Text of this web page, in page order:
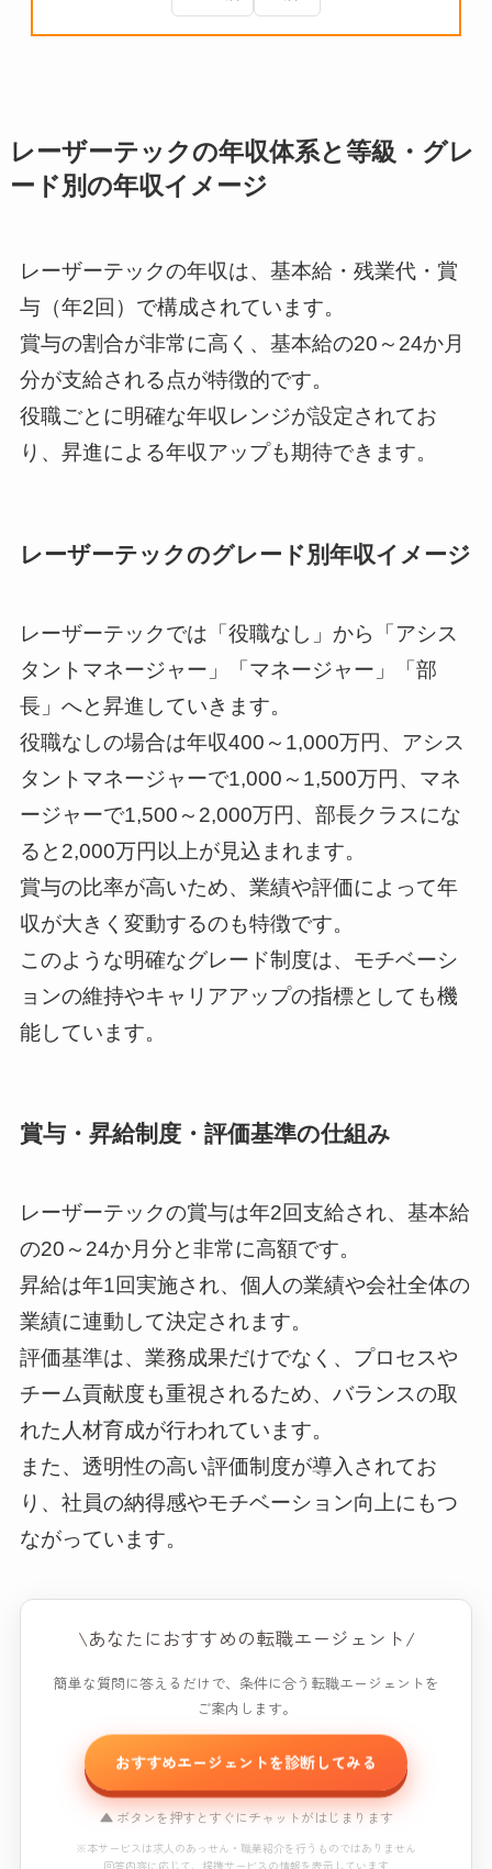
レーザーテックの年収体系と等級・グレ
ード別の年収イメージ
レーザーテックの年収は、基本給・残業代・賞
与（年2回）で構成されています。
賞与の割合が非常に高く、基本給の20～24か月
分が支給される点が特徴的です。
役職ごとに明確な年収レンジが設定されてお
り、昇進による年収アップも期待できます。
レーザーテックのグレード別年収イメージ
レーザーテックでは「役職なし」から「アシス
タントマネージャー」「マネージャー」「部
長」へと昇進していきます。
役職なしの場合は年収400～1,000万円、アシス
タントマネージャーで1,000～1,500万円、マネ
ージャーで1,500～2,000万円、部長クラスにな
ると2,000万円以上が見込まれます。
賞与の比率が高いため、業績や評価によって年
収が大きく変動するのも特徴です。
このような明確なグレード制度は、モチベーシ
ョンの維持やキャリアアップの指標としても機
能しています。
賞与・昇給制度・評価基準の仕組み
レーザーテックの賞与は年2回支給され、基本給
の20～24か月分と非常に高額です。
昇給は年1回実施され、個人の業績や会社全体の
業績に連動して決定されます。
評価基準は、業務成果だけでなく、プロセスや
チーム貢献度も重視されるため、バランスの取
れた人材育成が行われています。
また、透明性の高い評価制度が導入されてお
り、社員の納得感やモチベーション向上にもつ
ながっています。
\あなたにおすすめの転職エージェント/
簡単な質問に答えるだけで、条件に合う転職エージェントを
ご案内します。
おすすめエージェントを診断してみる
▲ ボタンを押すとすぐにチャットがはじまります
※本サービスは求人のあっせん・職業紹介を行うものではありません
回答内容に応じて、提携サービスの情報を表示しています